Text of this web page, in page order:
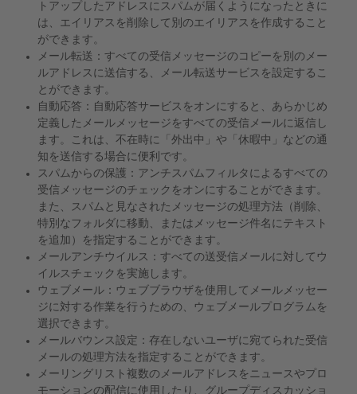
トアップしたアドレスにスパムが届くようになったときに
は、エイリアスを削除して別のエイリアスを作成すること
ができます。
メール転送：すべての受信メッセージのコピーを別のメー
ルアドレスに送信する、メール転送サービスを設定するこ
とができます。
自動応答：自動応答サービスをオンにすると、あらかじめ
定義したメールメッセージをすべての受信メールに返信し
ます。これは、不在時に「外出中」や「休暇中」などの通
知を送信する場合に便利です。
スパムからの保護：アンチスパムフィルタによるすべての
受信メッセージのチェックをオンにすることができます。
また、スパムと見なされたメッセージの処理方法（削除、
特別なフォルダに移動、またはメッセージ件名にテキスト
を追加）を指定することができます。
メールアンチウイルス：すべての送受信メールに対してウ
イルスチェックを実施します。
ウェブメール：ウェブブラウザを使用してメールメッセー
ジに対する作業を行うための、ウェブメールプログラムを
選択できます。
メールバウンス設定：存在しないユーザに宛てられた受信
メールの処理方法を指定することができます。
メーリングリスト複数のメールアドレスをニュースやプロ
モーションの配信に使用したり、グループディスカッショ